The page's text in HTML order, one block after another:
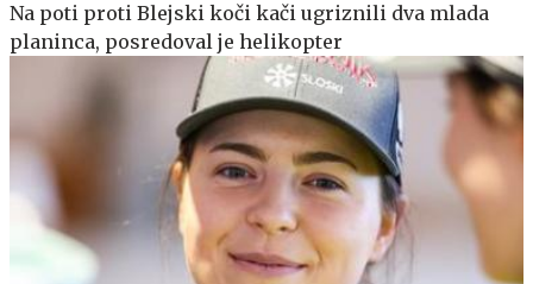
Na poti proti Blejski koči kači ugriznili dva mlada
planinca, posredoval je helikopter